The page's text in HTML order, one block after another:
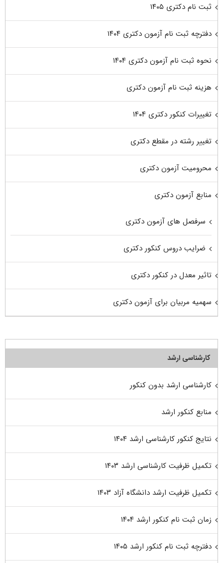
ثبت نام دکتری ۱۴۰۵
دفترچه ثبت نام آزمون دکتری ۱۴۰۴
نحوه ثبت نام آزمون دکتری ۱۴۰۴
هزینه ثبت نام آزمون دکتری
تغییرات کنکور دکتری ۱۴۰۴
تغییر رشته در مقطع دکتری
محرومیت آزمون دکتری
منابع آزمون دکتری
سرفصل های آزمون دکتری
ضرایب دروس کنکور دکتری
تاثیر معدل در کنکور دکتری
سهمیه مربیان برای آزمون دکتری
کارشناسی ارشد
کارشناسی ارشد بدون کنکور
منابع کنکور ارشد
نتایج کنکور کارشناسی ارشد ۱۴۰۴
تکمیل ظرفیت کارشناسی ارشد ۱۴۰۳
تکمیل ظرفیت ارشد دانشگاه آزاد ۱۴۰۳
زمان ثبت نام کنکور ارشد ۱۴۰۴
دفترچه ثبت نام کنکور ارشد ۱۴۰۵